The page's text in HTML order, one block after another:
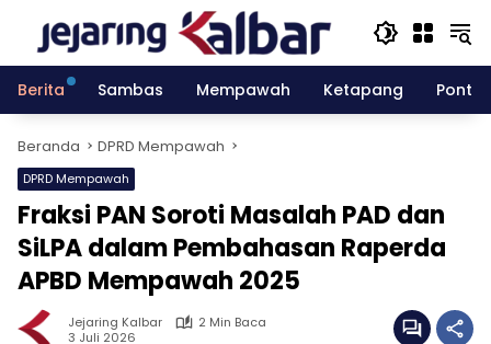
konten
Berita
Sambas Mempawah Ketapang
Beranda DPRD Mempawah
DPRD Mempawah
Fraksi PAN Soroti Masalah PAD dan
SiLPA dalam Pembahasan Raperda
APBD Mempawah 2025
Jejaring Kalbar
2 Min Baca
3 Juli 2026